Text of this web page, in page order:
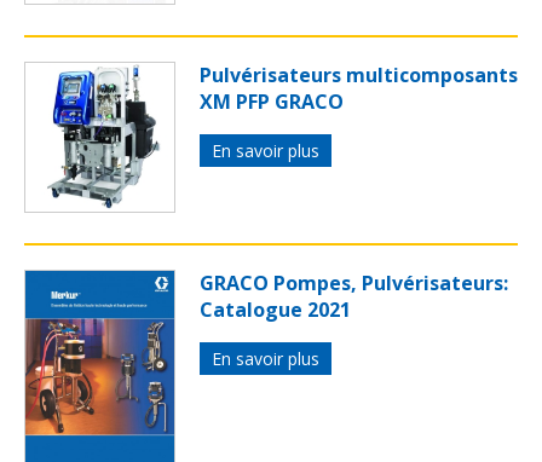
Pulvérisateurs multicomposants
XM PFP GRACO
En savoir plus
GRACO Pompes, Pulvérisateurs:
Catalogue 2021
En savoir plus